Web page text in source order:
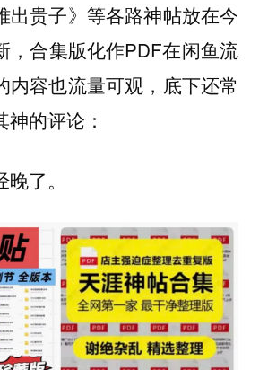
出贵子》等各路神帖放在今
，合集版化作PDF在闲鱼流
内容也流量可观，底下还常
的评论：
了。